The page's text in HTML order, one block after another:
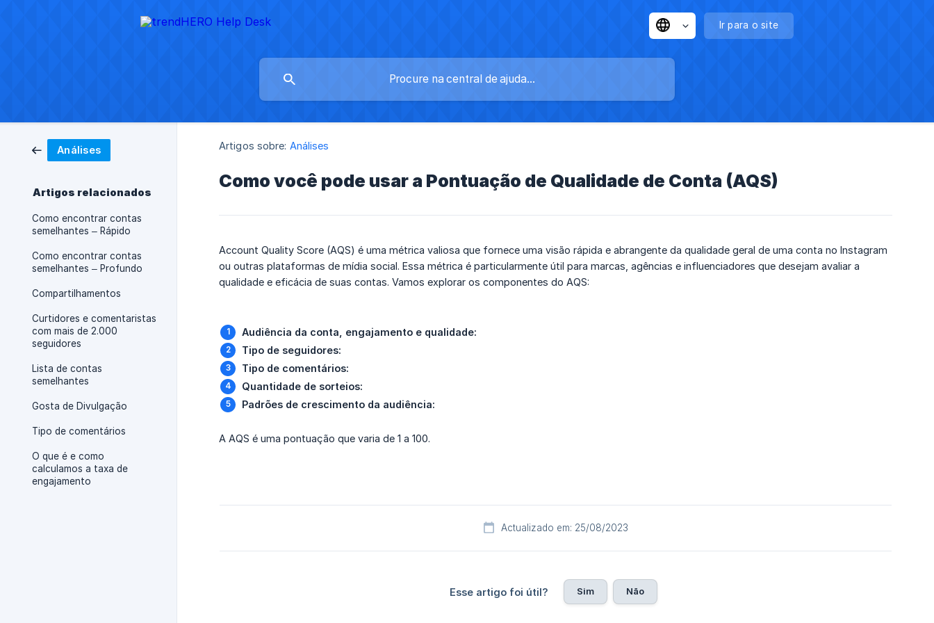
Ir para o site
Análises
Artigos relacionados
Como encontrar contas
semelhantes – Rápido
Como encontrar contas
semelhantes – Profundo
Compartilhamentos
Curtidores e comentaristas
com mais de 2.000
seguidores
Lista de contas
semelhantes
Gosta de Divulgação
Tipo de comentários
O que é e como
calculamos a taxa de
engajamento
Artigos sobre: Análises
Como você pode usar a Pontuação de Qualidade de Conta (AQS)
Account Quality Score (AQS) é uma métrica valiosa que fornece uma visão rápida e abrangente da qualidade geral de uma conta no Instagram
ou outras plataformas de mídia social. Essa métrica é particularmente útil para marcas, agências e influenciadores que desejam avaliar a
qualidade e eficácia de suas contas. Vamos explorar os componentes do AQS:
Audiência da conta, engajamento e qualidade:
Tipo de seguidores:
Tipo de comentários:
Quantidade de sorteios:
Padrões de crescimento da audiência:
A AQS é uma pontuação que varia de 1 a 100.
Actualizado em: 25/08/2023
Esse artigo foi útil? Sim Não